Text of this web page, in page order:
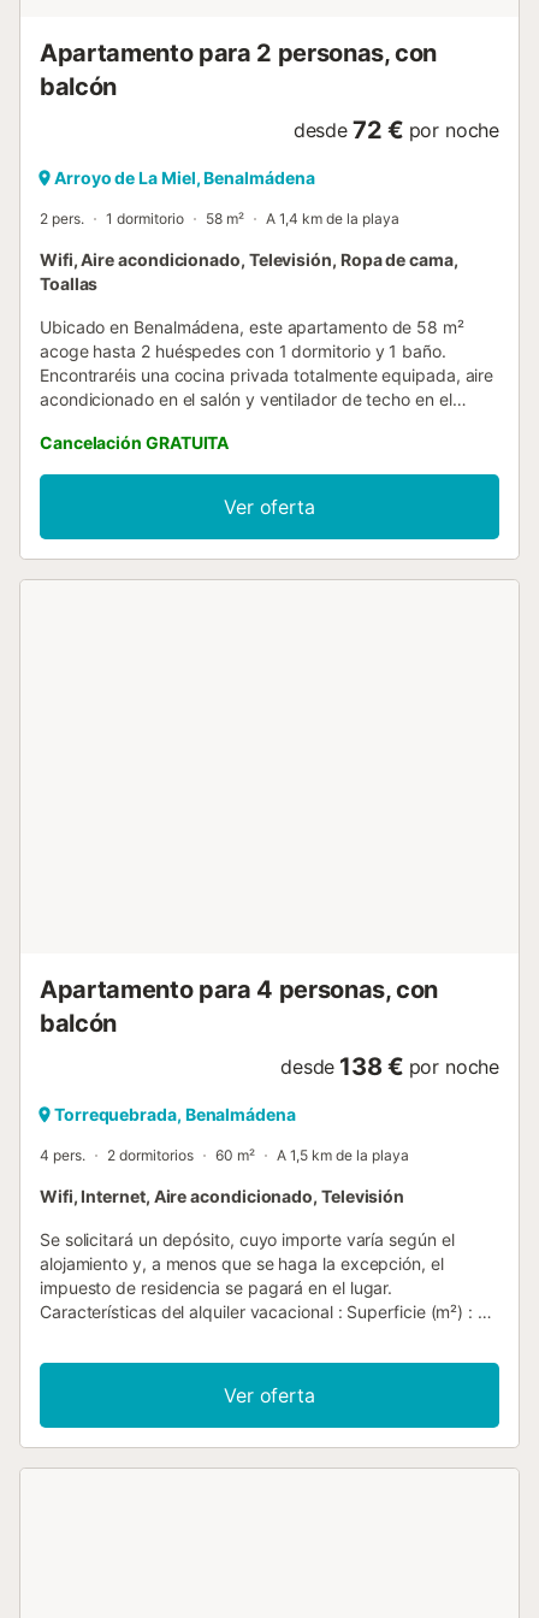
Apartamento para 2 personas, con
balcón
desde 72 € por noche
Arroyo de La Miel, Benalmádena
2 pers. 1 dormitorio 58 m² A 1,4 km de la playa
Wifi, Aire acondicionado, Televisión, Ropa de cama,
Toallas
Ubicado en Benalmádena, este apartamento de 58 m²
acoge hasta 2 huéspedes con 1 dormitorio y 1 baño.
Encontraréis una cocina privada totalmente equipada, aire
acondicionado en el salón y ventilador de techo en el
comodidades se incluyen Wi-Fi apto para videollamadas,
TV, lavadora y acceso sin escalones con ascensor privado.
Salid a vuestro balcón privado para relajaros y disfrutar del
aire fresco. La ubicación del apartamento cerca de la
playa lo hace ideal para actividades junto al mar, mientras
Cancelación GRATUITA
Ver oferta
Apartamento para 4 personas, con
balcón
desde 138 € por noche
Torrequebrada, Benalmádena
4 pers. 2 dormitorios 60 m² A 1,5 km de la playa
Wifi, Internet, Aire acondicionado, Televisión
Se solicitará un depósito, cuyo importe varía según el
alojamiento y, a menos que se haga la excepción, el
impuesto de residencia se pagará en el lugar.
Características del alquiler vacacional : Superficie (m²) : 60
Calefacción Aire acondicionado Congelador Lavadora
Horno micro ondas Televisión Mascotas no permitidas
Horno Secadora de ropa Acceso a Internet Inalámbrico
Secador de pelo Refrigerador Cafetera Pava tabla de
Ver oferta